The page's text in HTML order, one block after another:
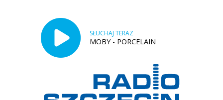
SŁUCHAJ TERAZ
MOBY - PORCELAIN